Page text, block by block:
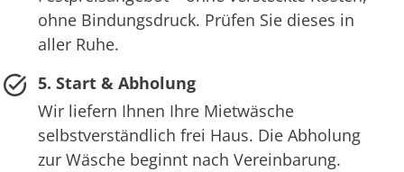
ohne Bindungsdruck. Prüfen Sie dieses in
aller Ruhe.
5. Start & Abholung
Wir liefern Ihnen Ihre Mietwäsche
selbstverständlich frei Haus. Die Abholung
zur Wäsche beginnt nach Vereinbarung.